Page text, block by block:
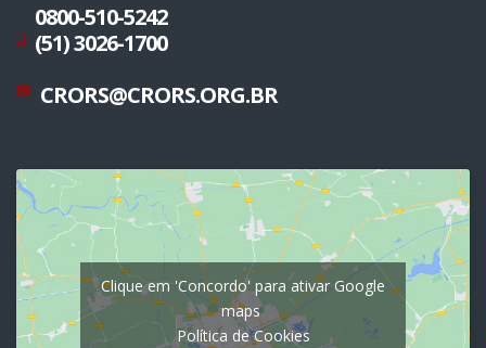
0800-510-5242
(51) 3026-1700
CRORS@CRORS.ORG.BR
Clique em 'Concordo' para ativar Google
maps
Política de Cookies